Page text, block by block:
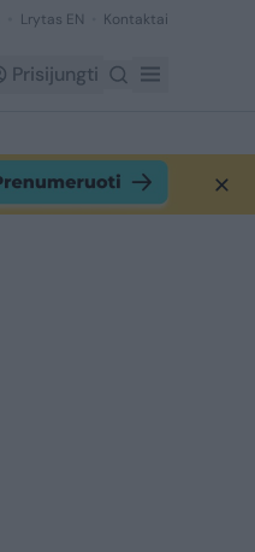
Lrytas EN Kontaktai
Prisijungti